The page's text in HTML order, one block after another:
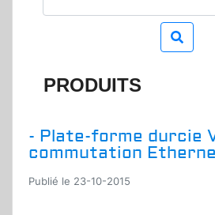
PRODUITS
- Plate-forme durcie
commutation
Publié le 23-10-2015